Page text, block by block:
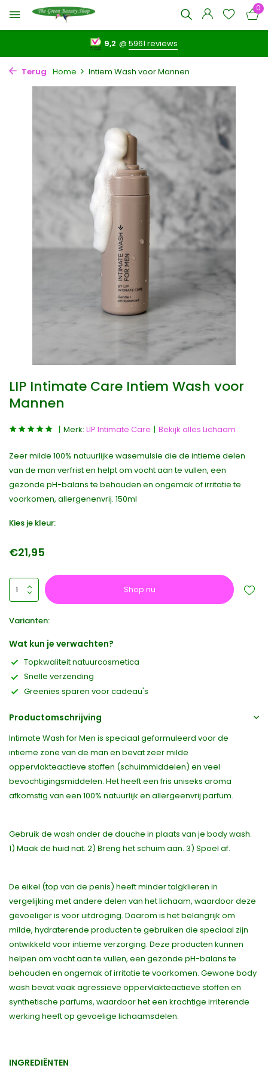
0
9,2 @5961 reviews
Terug Home Intiem Wash voor Mannen
LIP Intimate Care Intiem Wash voor
Mannen
Merk: LIP Intimate Care Bekijk alles Lichaam
Zeer milde 100% natuurlijke wasemulsie die de intieme delen
van de man verfrist en helpt om vocht aan te vullen, een
gezonde pH-balans te behouden en ongemak of irritatie te
voorkomen, allergenenvrij. 150ml
Kies je kleur:
€21,95
Shop nu
Varianten:
Wat kun je verwachten?
Topkwaliteit natuurcosmetica
Snelle verzending
Greenies sparen voor cadeau's
Productomschrijving
Intimate Wash for Men is speciaal geformuleerd voor de
intieme zone van de man en bevat zeer milde
oppervlakteactieve stoffen (schuimmiddelen) en veel
bevochtigingsmiddelen. Het heeft een fris uniseks aroma
afkomstig van een 100% natuurlijk en allergeenvrij parfum.
Gebruik de wash onder de douche in plaats van je body wash.
1) Maak de huid nat. 2) Breng het schuim aan. 3) Spoel af.
De eikel (top van de penis) heeft minder talgklieren in
vergelijking met andere delen van het lichaam, waardoor deze
gevoeliger is voor uitdroging. Daarom is het belangrijk om
milde, hydraterende producten te gebruiken die speciaal zijn
ontwikkeld voor intieme verzorging. Deze producten kunnen
helpen om vocht aan te vullen, een gezonde pH-balans te
behouden en ongemak of irritatie te voorkomen. Gewone body
wash bevat vaak agressieve oppervlakteactieve stoffen en
synthetische parfums, waardoor het een krachtige irriterende
werking heeft op gevoelige lichaamsdelen.
INGREDIËNTEN